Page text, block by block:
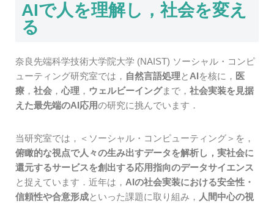
AIで人を理解し，社会を変え
る
奈良先端科学技術大学院大学 (NAIST) ソーシャル・コンピ
ューティング研究室では， 自然言語処理と AIを核に， 医
療 ， 社会 ， 心理 ， ウェルビーイングまで， 社会実装を見据
えた最先端のAI応用の研究に挑んでいます．
当研究室では，＜ソーシャル・コンピューティング＞を，
俯瞰的な視点で人々の生み出すデータを解析し，実社会に
還元するサービスを創出する応用指向のデータサイエンス
と捉えています．近年は， AIの社会実装における安全性・
信頼性や合意形成といった課題に取り組み， 人間中心の視